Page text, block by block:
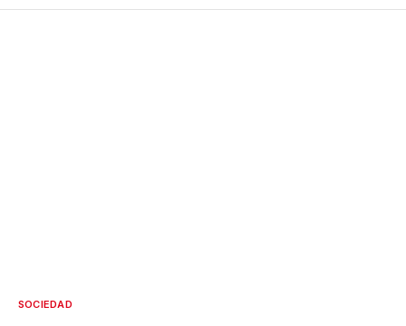
SOCIEDAD